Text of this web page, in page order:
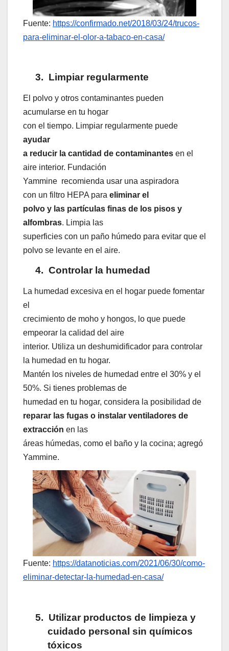
Fuente: https://confirmado.net/2018/03/24/trucos-
para-eliminar-el-olor-a-tabaco-en-casa/
3. Limpiar regularmente
El polvo y otros contaminantes pueden
acumularse en tu hogar
con el tiempo. Limpiar regularmente puede
ayudar
a reducir la cantidad de contaminantes en el
aire interior. Fundación
Yammine recomienda usar una aspiradora
con un filtro HEPA para eliminar el
polvo y las partículas finas de los pisos y
alfombras. Limpia las
superficies con un paño húmedo para evitar que el
polvo se levante en el aire.
4. Controlar la humedad
La humedad excesiva en el hogar puede fomentar
el
crecimiento de moho y hongos, lo que puede
empeorar la calidad del aire
interior. Utiliza un deshumidificador para controlar
la humedad en tu hogar.
Mantén los niveles de humedad entre el 30% y el
50%. Si tienes problemas de
humedad en tu hogar, considera la posibilidad de
reparar las fugas o instalar ventiladores de
extracción en las
áreas húmedas, como el baño y la cocina; agregó
Yammine.
Fuente: https://datanoticias.com/2021/06/30/como-
eliminar-detectar-la-humedad-en-casa/
5. Utilizar productos de limpieza y
cuidado personal sin químicos
tóxicos